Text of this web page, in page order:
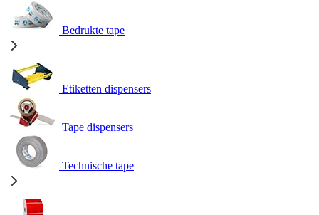
Bedrukte tape
Etiketten dispensers
Tape dispensers
Technische tape